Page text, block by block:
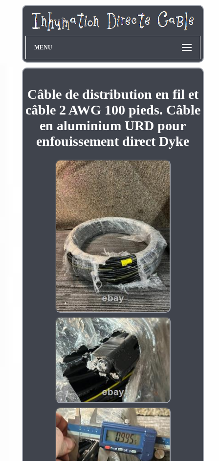
MENU
Câble de distribution en fil et
câble 2 AWG 100 pieds. Câble
en aluminium URD pour
enfouissement direct Dyke